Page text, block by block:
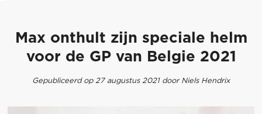
Max onthult zijn speciale helm
voor de GP van Belgie 2021
Gepubliceerd op 27 augustus 2021 door Niels Hendrix